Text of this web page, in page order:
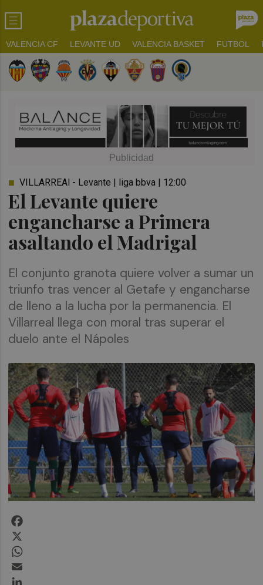
VALENCIA CF LEVANTE UD VALENCIA BASKET FUTBOL
El Levante quiere
engancharse a Primera
asaltando el Madrigal
VILLARREAl - Levante | liga bbva | 12:00
El conjunto granota quiere volver a sumar un
triunfo tras vencer al Getafe y engancharse
de lleno a la lucha por la permanencia. El
Villarreal llega con moral tras superar el
duelo ante el Nápoles